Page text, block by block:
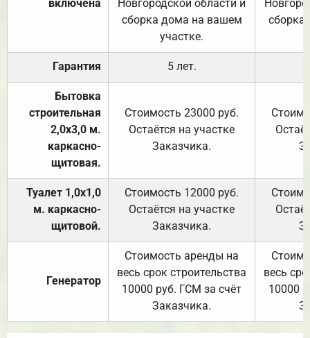
включена
Новгородской области и
сборка дома на вашем
участке.
Гарантия 5 лет.
Бытовка
строительная
2,0х3,0 м.
каркасно-
щитовая.
Стоимость 23000 руб.
Остаётся на участке
Заказчика.
Туалет 1,0х1,0
м. каркасно-
щитовой.
Стоимость 12000 руб.
Остаётся на участке
Заказчика.
Генератор
Стоимость аренды на
весь срок строительства
10000 руб. ГСМ за счёт
Заказчика.
весь
10000